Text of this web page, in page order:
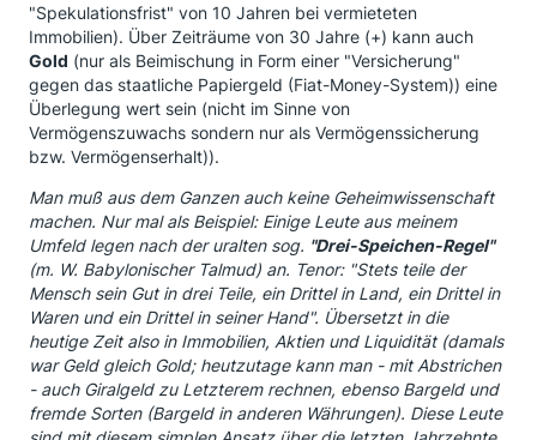
"Spekulationsfrist" von 10 Jahren bei vermieteten
Immobilien). Über Zeiträume von 30 Jahre (+) kann auch
Gold (nur als Beimischung in Form einer "Versicherung"
gegen das staatliche Papiergeld (Fiat-Money-System)) eine
Überlegung wert sein (nicht im Sinne von
Vermögenszuwachs sondern nur als Vermögenssicherung
bzw. Vermögenserhalt)).
Man muß aus dem Ganzen auch keine Geheimwissenschaft
machen. Nur mal als Beispiel: Einige Leute aus meinem
Umfeld legen nach der uralten sog. "Drei-Speichen-Regel"
(m. W. Babylonischer Talmud) an. Tenor: "Stets teile der
Mensch sein Gut in drei Teile, ein Drittel in Land, ein Drittel in
Waren und ein Drittel in seiner Hand". Übersetzt in die
heutige Zeit also in Immobilien, Aktien und Liquidität (damals
war Geld gleich Gold; heutzutage kann man - mit Abstrichen
- auch Giralgeld zu Letzterem rechnen, ebenso Bargeld und
fremde Sorten (Bargeld in anderen Währungen). Diese Leute